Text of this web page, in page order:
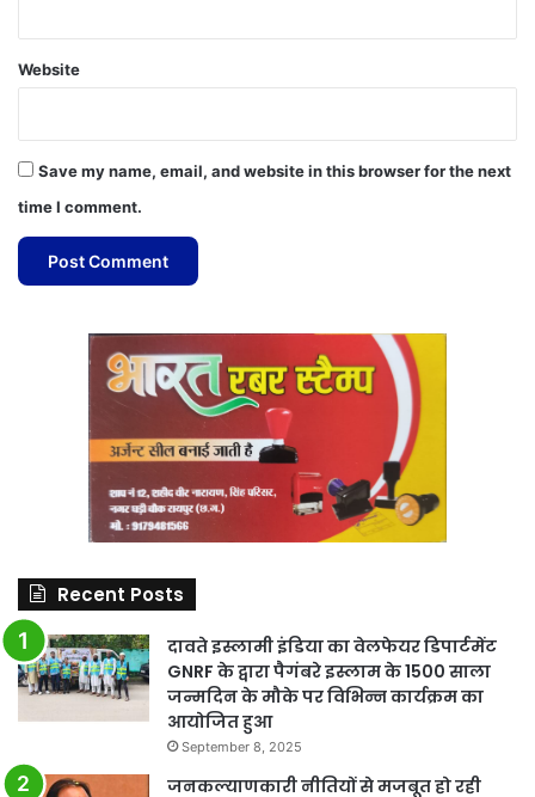
Website
Save my name, email, and website in this browser for the next
time I comment.
Recent Posts
दावते इस्लामी इंडिया का वेलफेयर डिपार्टमेंट
GNRF के द्वारा पैगंबरे इस्लाम के 1500 साला
जन्मदिन के मौके पर विभिन्न कार्यक्रम का
आयोजित हुआ
September 8, 2025
जनकल्याणकारी नीतियों से मजबूत हो रही